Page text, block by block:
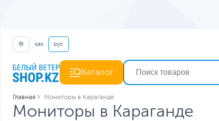
қаз рус
Каталог
Главная Мониторы в Караганде
Мониторы в Караганде